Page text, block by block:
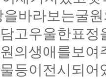
을바라보는굴
고우울한표
의생애를보
등이전시되